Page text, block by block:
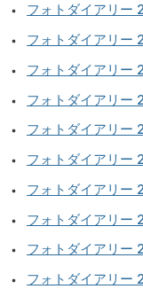
フォトダイアリー
フォトダイアリー
フォトダイアリー
フォトダイアリー
フォトダイアリー
フォトダイアリー
フォトダイアリー
フォトダイアリー
フォトダイアリー
フォトダイアリー